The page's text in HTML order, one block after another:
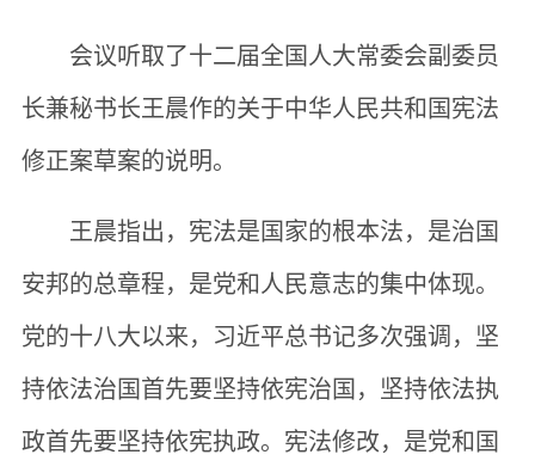
会议听取了十二届全国人大常委会副委员
长兼秘书长王晨作的关于中华人民共和国宪法
修正案草案的说明。
王晨指出，宪法是国家的根本法，是治国
安邦的总章程，是党和人民意志的集中体现。
党的十八大以来，习近平总书记多次强调，坚
持依法治国首先要坚持依宪治国，坚持依法执
政首先要坚持依宪执政。宪法修改，是党和国